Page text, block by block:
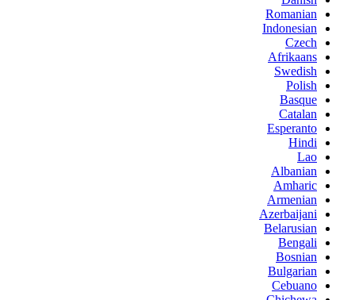
Romanian
Indonesian
Czech
Afrikaans
Swedish
Polish
Basque
Catalan
Esperanto
Hindi
Lao
Albanian
Amharic
Armenian
Azerbaijani
Belarusian
Bengali
Bosnian
Bulgarian
Cebuano